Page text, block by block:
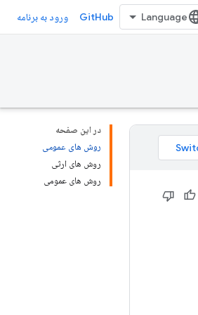
GitHub ورود به برنامه
در این صفحه
روش های عمومی
روش های ارثی
روش های عمومی